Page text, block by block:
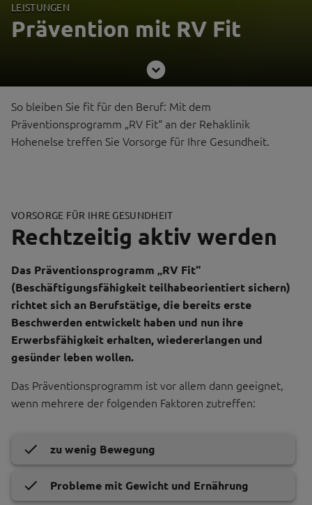
LEISTUNGEN
Prävention mit RV Fit
So bleiben Sie fit für den Beruf: Mit dem
Präventionsprogramm „RV Fit“ an der Rehaklinik
Hohenelse treffen Sie Vorsorge für Ihre Gesundheit.
VORSORGE FÜR IHRE GESUNDHEIT
Rechtzeitig aktiv werden
Das Präventionsprogramm „RV Fit“
(Beschäftigungsfähigkeit teilhabeorientiert sichern)
richtet sich an Berufstätige, die bereits erste
Beschwerden entwickelt haben und nun ihre
Erwerbsfähigkeit erhalten, wiedererlangen und
gesünder leben wollen.
Das Präventionsprogramm ist vor allem dann geeignet,
wenn mehrere der folgenden Faktoren zutreffen:
zu wenig Bewegung
Probleme mit Gewicht und Ernährung